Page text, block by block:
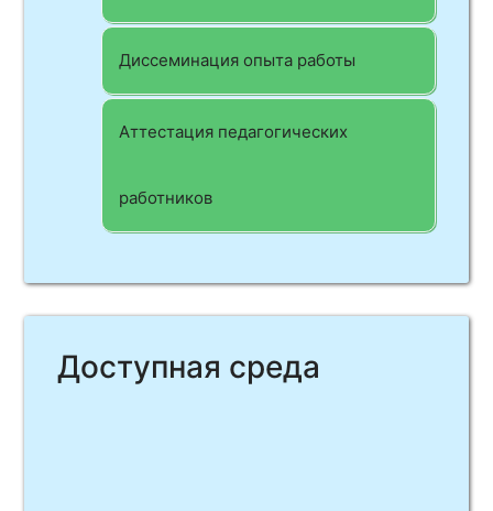
Диссеминация опыта работы
Аттестация педагогических
работников
Доступная среда